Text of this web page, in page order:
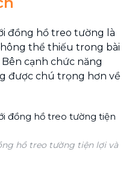
đồng hồ treo tường là
thể thiếu trong bài
cạnh chức năng
được chú trọng hơn về
hồ treo tường tiện lợi và